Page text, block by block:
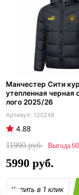
Манчестер Сити
утепленная
лого 2025/26
120249
4.88
11990
5990